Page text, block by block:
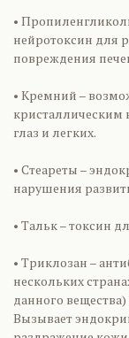
•
нейротоксин для
повреждения
• Кремний –
кристаллическим
глаз и легких.
• Стеареты –
нарушения
• Тальк – токсин
• Триклозан –
нескольких
данного
Вызывает